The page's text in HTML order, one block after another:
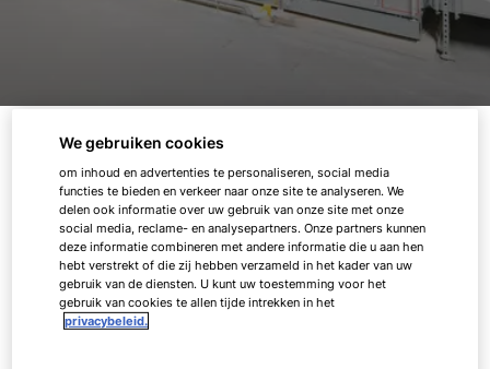
Al 50 jaar sterk in
klimaattechniek
Met 50 jaar ervaring in luchtbehandeling- en
ventilatiesystemen beschikken wij over de expertise
voor elke sector de juiste oplossingte bieden.
Of het nu gaat om utiliteitsbouw, zorg of onderwijs:
We gebruiken cookies
om inhoud en advertenties te personaliseren, social media
functies te bieden en verkeer naar onze site te analyseren. We
delen ook informatie over uw gebruik van onze site met onze
social media, reclame- en analysepartners. Onze partners kunnen
deze informatie combineren met andere informatie die u aan hen
hebt verstrekt of die zij hebben verzameld in het kader van uw
gebruik van de diensten. U kunt uw toestemming voor het
gebruik van cookies te allen tijde intrekken in het
privacybeleid.